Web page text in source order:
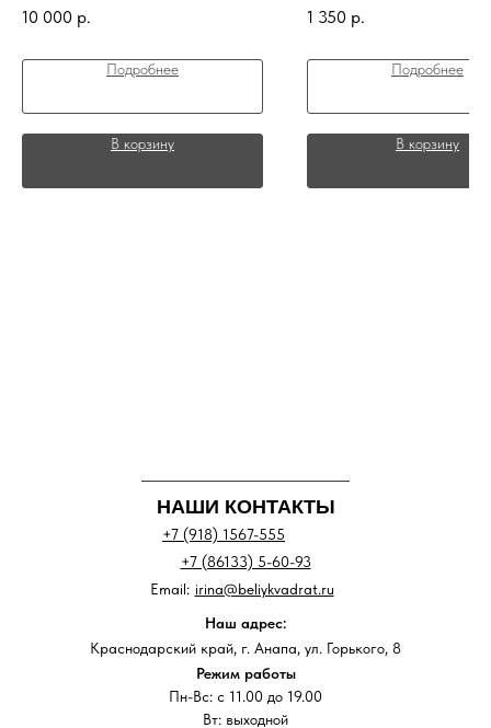
10 000 р.
Подробнее
В корзину
1 350 р.
Подробнее
В корзину
НАШИ КОНТАКТЫ
+7 (918) 1567-555
+7 (86133) 5-60-93
Наш адрес:
Краснодарский край, г. Анапа, ул. Горького, 8
Режим работы
Пн-Вс: с 11.00 до 19.00
Вт: выходной
irina@beliykvadrat.ru
Email: